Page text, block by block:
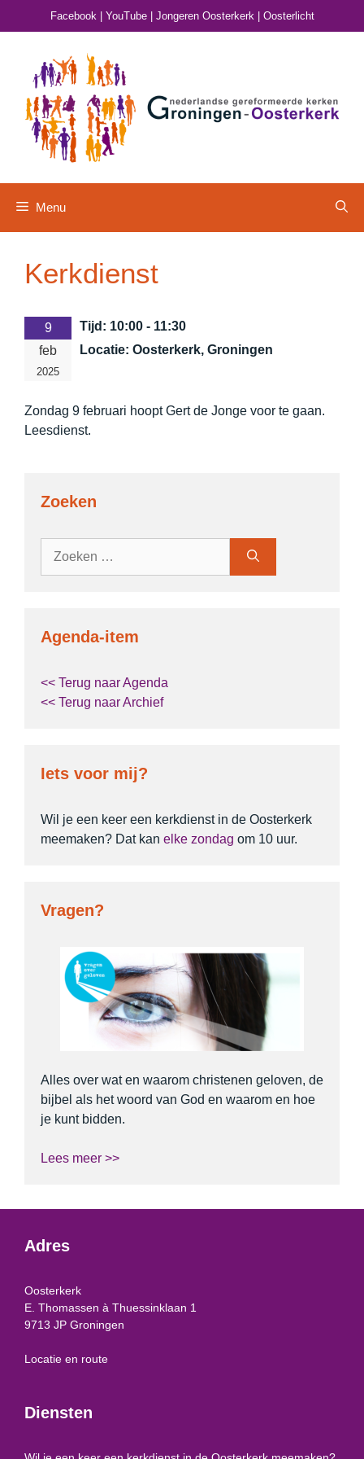
Facebook| YouTube| Jongeren Oosterkerk| Oosterlicht
Menu
Kerkdienst
9
feb
2025
Tijd: 10:00 - 11:30
Locatie: Oosterkerk, Groningen
Zondag 9 februari hoopt Gert de Jonge voor te gaan.
Leesdienst.
Zoeken
Agenda-item
<< Terug naar Agenda
<< Terug naar Archief
Iets voor mij?
Wil je een keer een kerkdienst in de Oosterkerk
meemaken? Dat kan elke zondag om 10 uur.
Vragen?
Alles over wat en waarom christenen geloven, de
bijbel als het woord van God en waarom en hoe
je kunt bidden.
Lees meer >>
Adres
Oosterkerk
E. Thomassen à Thuessinklaan 1
9713 JP Groningen
Locatie en route
Diensten